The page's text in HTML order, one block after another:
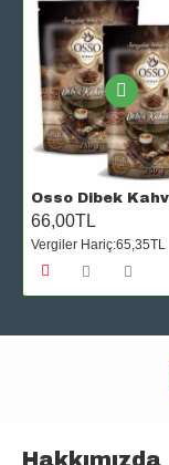
66,00TL
Vergiler Hariç:65,35TL
Hakkımızda